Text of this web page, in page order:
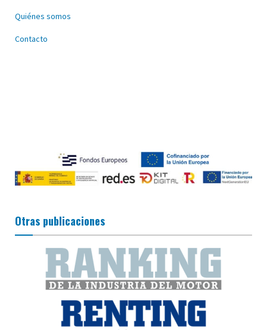
Quiénes somos
Contacto
Otras publicaciones